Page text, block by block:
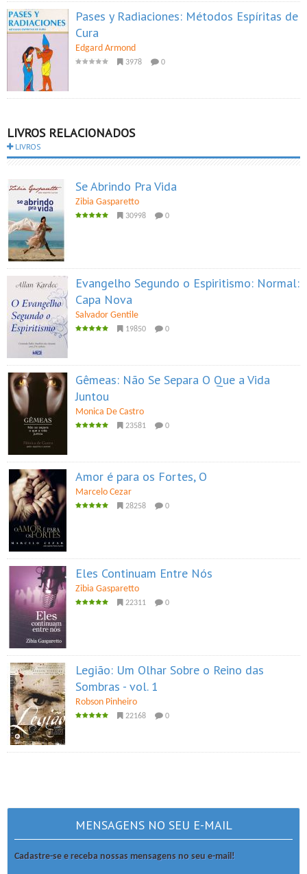
Pases y Radiaciones: Métodos Espíritas de
Cura
Edgard Armond
3978 0
LIVROS RELACIONADOS
LIVROS
Se Abrindo Pra Vida
Zibia Gasparetto
30998 0
Evangelho Segundo o Espiritismo: Normal:
Capa Nova
Salvador Gentile
19850 0
Gêmeas: Não Se Separa O Que a Vida
Juntou
Monica De Castro
23581 0
Amor é para os Fortes, O
Marcelo Cezar
28258 0
Eles Continuam Entre Nós
Zibia Gasparetto
22311 0
Legião: Um Olhar Sobre o Reino das
Sombras - vol. 1
Robson Pinheiro
22168 0
MENSAGENS NO SEU E-MAIL
Cadastre-se e receba nossas mensagens no seu e-mail!